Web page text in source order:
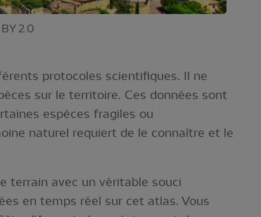
2.0
protocoles scientifiques. Il ne
sur le territoire. Ces données sont
espèces fragiles ou
naturel requiert de le connaître et le
terrain avec un véritable souci
en temps réel sur cet atlas. Vous